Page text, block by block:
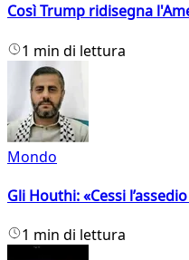
Così Trump ridisegna
1 min di lettura
Mondo
Gli Houthi: «Cessi
1 min di lettura